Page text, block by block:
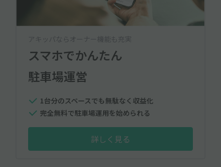
アキッパならオーナー機能も充実
スマホでかんたん
駐車場運営
1台分のスペースでも無駄なく収益化
完全無料で駐車場運用を始められる
詳しく見る